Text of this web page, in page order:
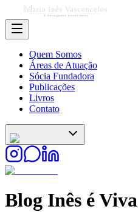
Quem Somos
Áreas de Atuação
Sócia Fundadora
Publicações
Livros
Contato
Blog Inês é Viva